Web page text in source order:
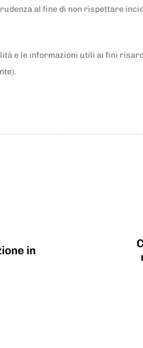
al fine di non rispettare
e le informazioni utili ai fini
in